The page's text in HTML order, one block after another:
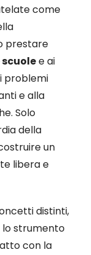
come
prestare
e ai
problemi
e alla
Solo
della
un
libera e
distinti,
lo strumento
con la